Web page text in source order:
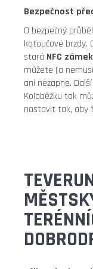
Bezpečnost
O bezpečný
kotoučové brzdy.
stará NFC zámek
můžete (a
ani nezapne.
Koloběžku tak
nastavit tak, aby